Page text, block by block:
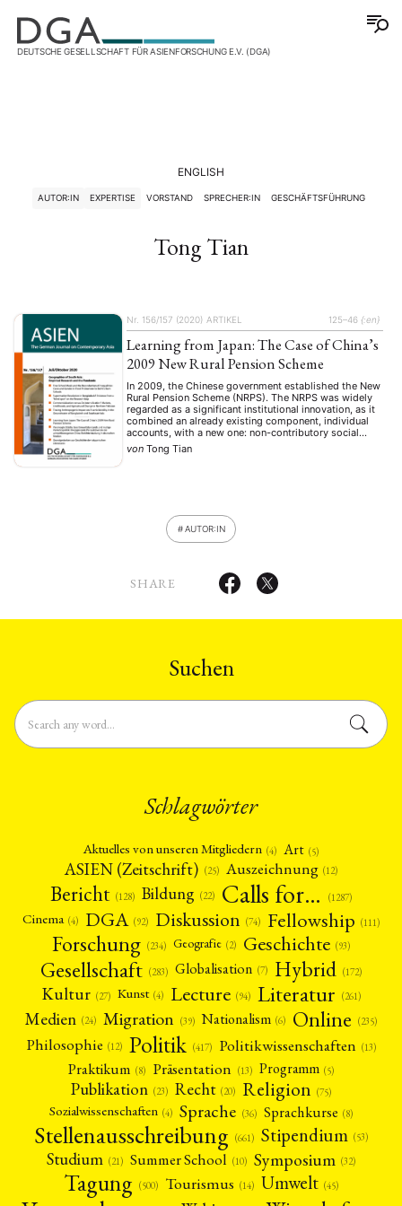
DEUTSCHE GESELLSCHAFT FÜR ASIENFORSCHUNG E.V. (DGA)
ENGLISH
AUTOR:IN EXPERTISE VORSTAND SPRECHER:IN GESCHÄFTSFÜHRUNG
Tong Tian
Nr. 156/157 (2020) ARTIKEL 125–46 {:en}
Learning from Japan: The Case of China’s
2009 New Rural Pension Scheme
In 2009, the Chinese government established the New
Rural Pension Scheme (NRPS). The NRPS was widely
regarded as a significant institutional innovation, as it
combined an already existing component, individual
accounts, with a new one: non-contributory social
pensions subsidized by the central government. This
article asks how this synthesization of rather
von Tong Tian
AUTOR:IN
SHARE
Suchen
Schlagwörter
Aktuelles von unseren Mitgliedern (4) Art (5)
ASIEN (Zeitschrift) (25) Auszeichnung (12)
Bericht (128) Bildung (22) Calls for… (1287)
Cinema (4) DGA (92) Diskussion (74) Fellowship (111)
Forschung (234) Geografie (2) Geschichte (93)
Gesellschaft (283) Globalisation (7) Hybrid (172)
Kultur (27) Kunst (4) Lecture (94) Literatur (261)
Medien (24) Migration (39) Nationalism (6) Online (235)
Philosophie (12) Politik (417) Politikwissenschaften (13)
Praktikum (8) Präsentation (13) Programm (5)
Publikation (23) Recht (20) Religion (75)
Sozialwissenschaften (4) Sprache (36) Sprachkurse (8)
Stellenausschreibung (661) Stipendium (53)
Studium (21) Summer School (10) Symposium (32)
Tagung (500) Tourismus (14) Umwelt (45)